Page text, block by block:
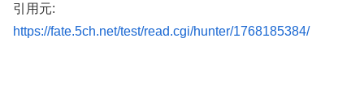
引用元:
https://fate.5ch.net/test/read.cgi/hunter/1768185384/